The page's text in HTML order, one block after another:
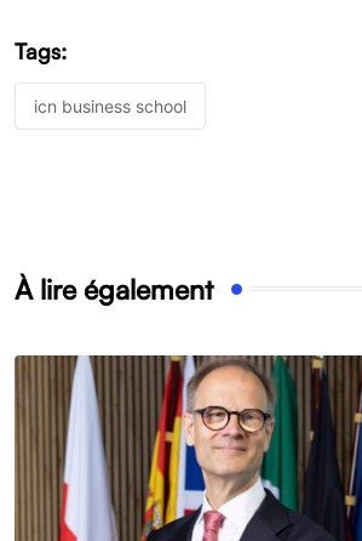
Tags:
icn business school
À lire également